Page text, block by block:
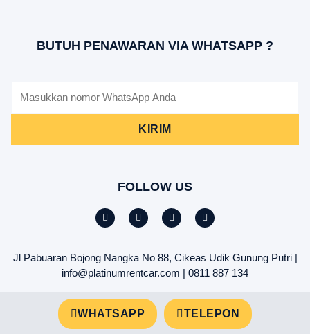
BUTUH PENAWARAN VIA WHATSAPP ?
KIRIM
FOLLOW US
Jl Pabuaran Bojong Nangka No 88, Cikeas Udik Gunung Putri |
info@platinumrentcar.com | 0811 887 134
WHATSAPP TELEPON